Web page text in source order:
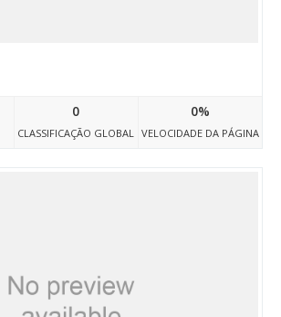
0
CLASSIFICAÇÃO GLOBAL
0%
VELOCIDADE DA PÁGINA